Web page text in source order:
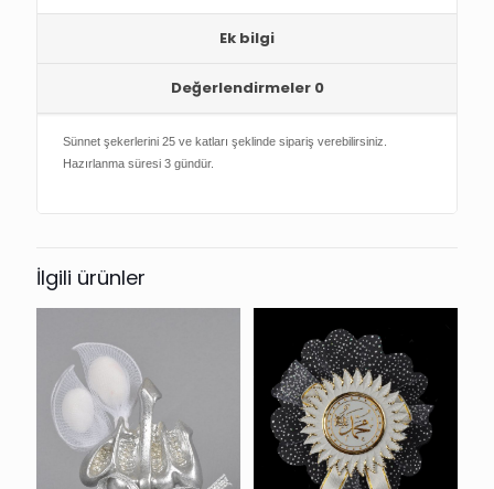
Ek bilgi
Değerlendirmeler 0
Sünnet şekerlerini 25 ve katları şeklinde sipariş verebilirsiniz.
Hazırlanma süresi 3 gündür.
İlgili ürünler